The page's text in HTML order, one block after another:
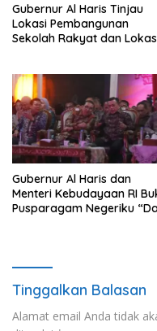
Gubernur Al Haris Tinjau
Lokasi Pembangunan
Sekolah Rakyat dan
Gubernur Al Haris dan
Menteri Kebudayaan RI
Pusparagam Negeriku
Tinggalkan Balasan
Alamat email Anda tidak